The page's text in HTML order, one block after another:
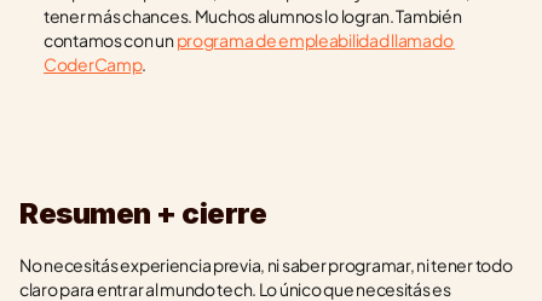
tener más chances. Muchos alumnos lo logran. También
contamos con un programa de empleabilidad llamado
CoderCamp.
Resumen + cierre
No necesitás experiencia previa, ni saber programar, ni tener todo
claro para entrar al mundo tech. Lo único que necesitás es